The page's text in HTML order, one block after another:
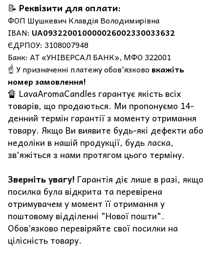
📝 Реквізити для оплати:
ФОП Шушкевич Клавдія Володимирівна
IBAN: UA093220010000026002330033632
ЄДРПОУ: 3108007948
Банк: АТ «УНІВЕРСАЛ БАНК», МФО 322001
☝️ У призначенні платежу обов'язково вкажіть
номер замовлення!
🔏 LavaAromaCandles гарантує якість всіх
товарів, що продаються. Ми пропонуємо 14-
денний термін гарантії з моменту отримання
товару. Якщо Ви виявите будь-які дефекти або
недоліки в нашій продукції, будь ласка,
зв'яжіться з нами протягом цього терміну.
Зверніть увагу! Гарантія діє лише в разі, якщо
посилка була відкрита та перевірена
отримувачем у момент її отримання у
поштовому відділенні "Нової пошти".
Обов’язково перевіряйте свої посилки на
цілісність товару.